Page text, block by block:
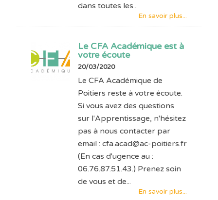
dans toutes les...
En savoir plus...
Le CFA Académique est à
votre écoute
20/03/2020
Le CFA Académique de
Poitiers reste à votre écoute.
Si vous avez des questions
sur l'Apprentissage, n'hésitez
pas à nous contacter par
email : cfa.acad@ac-poitiers.fr
(En cas d'ugence au :
06.76.87.51.43.) Prenez soin
de vous et de...
En savoir plus...